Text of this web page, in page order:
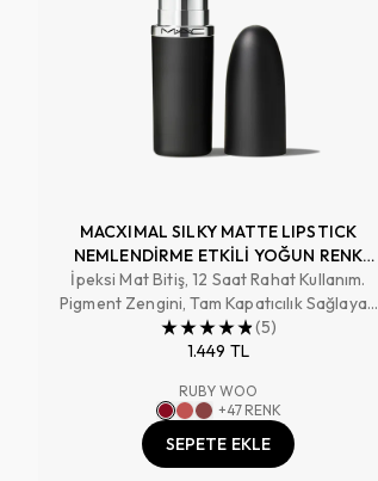
MACXIMAL SILKY MATTE LIPSTICK
NEMLENDİRME ETKİLİ YOĞUN RENK
SAĞLAYAN RUJ
İpeksi Mat Bitiş, 12 Saat Rahat Kullanım.
Pigment Zengini, Tam Kapatıcılık Sağlayan
Renk
(5)
1.449 TL
RUBY WOO
+47 RENK
SEPETE EKLE